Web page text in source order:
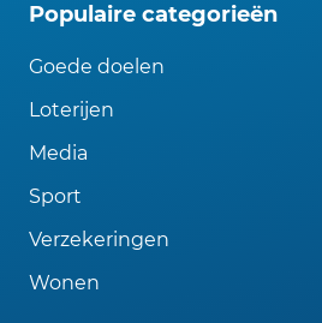
Populaire categorieën
Goede doelen
Loterijen
Media
Sport
Verzekeringen
Wonen